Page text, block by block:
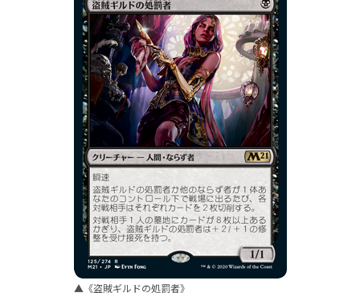
▲《盗賊ギルドの処罰者》